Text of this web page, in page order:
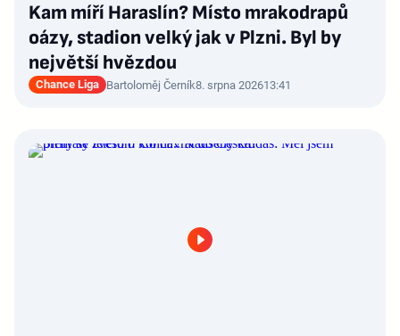
Kam míří Haraslín? Místo mrakodrapů
oázy, stadion velký jak v Plzni. Byl by
největší hvězdou
Chance Liga Bartoloměj Černík8. srpna 202613:41